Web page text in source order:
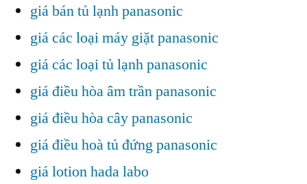
giá bán tủ lạnh panasonic
giá các loại máy giặt panasonic
giá các loại tủ lạnh panasonic
giá điều hòa âm trần panasonic
giá điều hòa cây panasonic
giá điều hoà tủ đứng panasonic
giá lotion hada labo